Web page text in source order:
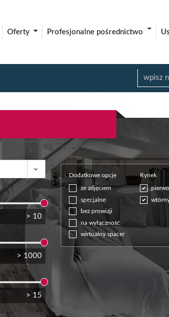
Oferty Profesjonalne pośrednictwo
Dodatkowe opcje
ze zdjęciem
specjalne
bez prowizji
na wyłączność
wirtualny spacer
Rynek